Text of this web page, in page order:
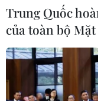
Trung Quốc
của toàn bộ